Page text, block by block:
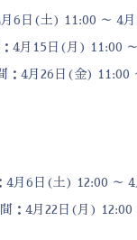
月6日(土) 11:00 ～ 4
4月15日(月) 11:00
：4月26日(金) 11:00
4月6日(土) 12:00 ～
：4月22日(月)